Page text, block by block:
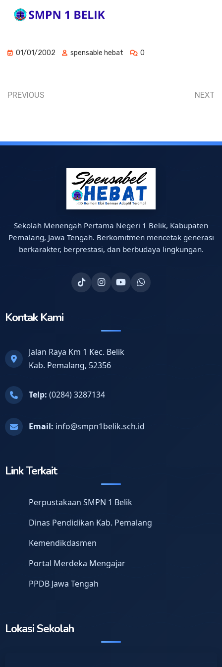
01/01/2002 spensable hebat 0
PREVIOUS NEXT
Sekolah Menengah Pertama Negeri 1 Belik, Kabupaten
Pemalang, Jawa Tengah. Berkomitmen mencetak generasi
berkarakter, berprestasi, dan berbudaya lingkungan.
Kontak Kami
Jalan Raya Km 1 Kec. Belik
Kab. Pemalang, 52356
Telp: (0284) 3287134
Email: info@smpn1belik.sch.id
Link Terkait
Perpustakaan SMPN 1 Belik
Dinas Pendidikan Kab. Pemalang
Kemendikdasmen
Portal Merdeka Mengajar
PPDB Jawa Tengah
Lokasi Sekolah